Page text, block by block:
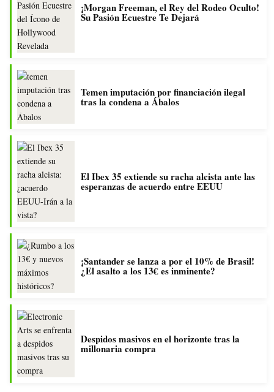
¡Morgan Freeman, el Rey del Rodeo Oculto!
Su Pasión Ecuestre Te Dejará
Temen imputación por financiación ilegal
tras la condena a Ábalos
El Ibex 35 extiende su racha alcista ante las
esperanzas de acuerdo entre EEUU
¡Santander se lanza a por el 10% de Brasil!
¿El asalto a los 13€ es inminente?
Despidos masivos en el horizonte tras la
millonaria compra